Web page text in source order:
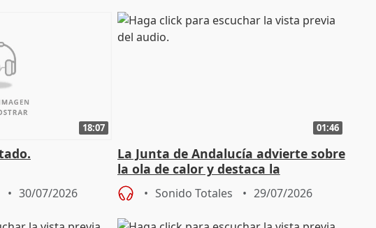
18:07
30/07/2026
01:46
La Junta de Andalucía advierte sobre
la ola de calor y destaca la
importancia de la prevención
Sonido Totales 29/07/2026